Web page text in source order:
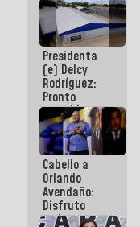
Presidenta
(e) Delcy
Rodríguez:
Pronto
restableceremos
las
operaciones
en el
Aeropuerto
Internacional
de
Maiquetía
Cabello a
Orlando
Avendaño:
Disfruto
cada vez